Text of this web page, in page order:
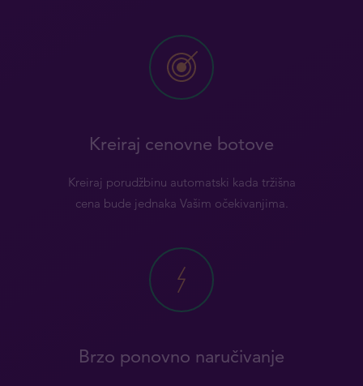
Kreiraj cenovne botove
Kreiraj porudžbinu automatski kada tržišna
cena bude jednaka Vašim očekivanjima.
Brzo ponovno naručivanje